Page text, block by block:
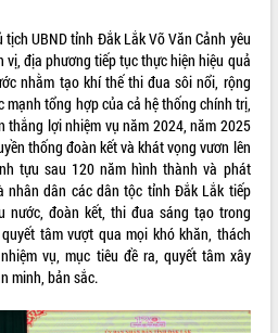
UBND tỉnh Đắk Lắk Võ Văn Cảnh yêu
vị, địa phương tiếp tục thực hiện hiệu quả
nhằm tạo khí thế thi đua sôi nổi, rộng
mạnh tổng hợp của cả hệ thống chính trị,
lợi nhiệm vụ năm 2024, năm 2025
thống đoàn kết và khát vọng vươn lên
tựu sau 120 năm hình thành và phát
nhân dân các dân tộc tỉnh Đắk Lắk tiếp
nước, đoàn kết, thi đua sáng tạo trong
tâm vượt qua mọi khó khăn, thách
vụ, mục tiêu đề ra, quyết tâm xây
minh, bản sắc.